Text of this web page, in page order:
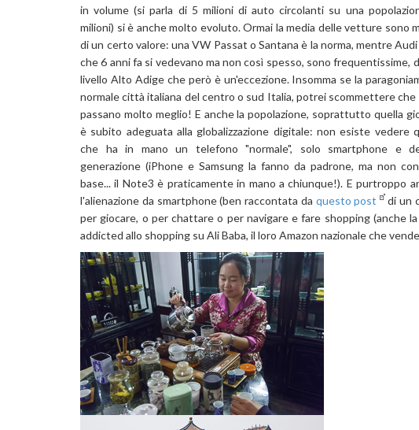
in volume (si parla di 5 milioni di auto circolanti su una
milioni) si è anche molto evoluto. Ormai la media delle vetture sono
di un certo valore: una VW Passat o Santana è la norma, mentre Audi
che 6 anni fa si vedevano ma non così spesso, sono frequentissime,
livello Alto Adige che però è un'eccezione. Insomma se la
normale città italiana del centro o sud Italia, potrei scommettere che
passano molto meglio! E anche la popolazione, soprattutto quella
è subito adeguata alla globalizzazione digitale: non esiste vedere
che ha in mano un telefono "normale", solo smartphone e
generazione (iPhone e Samsung la fanno da padrone, ma non
base... il Note3 è praticamente in mano a chiunque!). E purtroppo
l'alienazione da smartphone (ben raccontata da questo post
di un
per giocare, o per chattare o per navigare e fare shopping (anche
addicted allo shopping su Ali Baba, il loro Amazon nazionale che